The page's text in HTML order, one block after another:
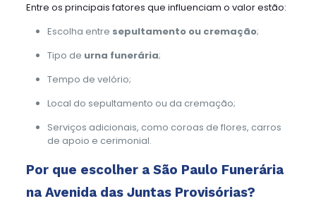
Entre os principais fatores que influenciam o valor estão:
Escolha entre sepultamento ou cremação;
Tipo de urna funerária;
Tempo de velório;
Local do sepultamento ou da cremação;
Serviços adicionais, como coroas de flores, carros
de apoio e cerimonial.
Por que escolher a São Paulo Funerária
na Avenida das Juntas Provisórias?